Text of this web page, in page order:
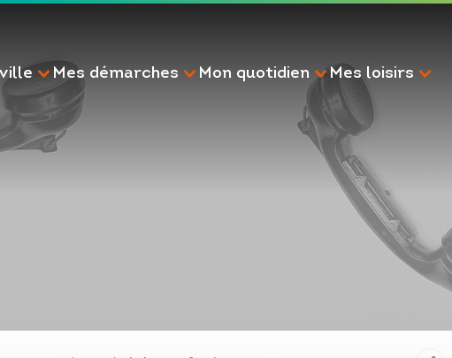
Mes démarches Mon quotidien Mes loisirs